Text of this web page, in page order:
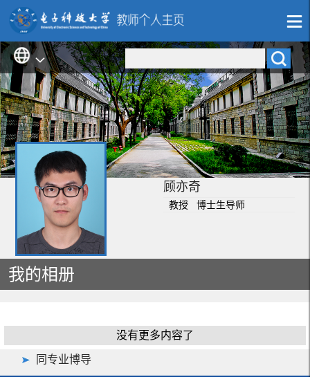
顾亦奇
教授 博士生导师
我的相册
没有更多内容了
同专业博导